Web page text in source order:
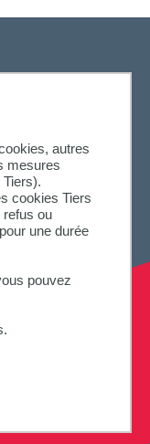
autres
mesures
cookies Tiers
refus ou
une durée
pouvez